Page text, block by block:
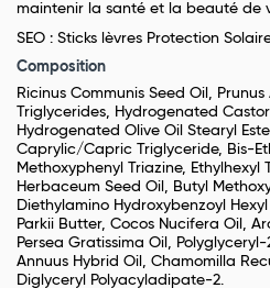
maintenir la santé et la beauté de
SEO : Sticks lèvres Protection
Composition
Ricinus Communis Seed Oil,
Triglycerides, Hydrogenated Castor
Hydrogenated Olive Oil Stearyl
Caprylic/Capric Triglyceride, Bis-
Methoxyphenyl Triazine, Ethylhexyl
Herbaceum Seed Oil, Butyl
Diethylamino Hydroxybenzoyl
Parkii Butter, Cocos Nucifera Oil,
Persea Gratissima Oil,
Annuus Hybrid Oil, Chamomilla
Diglyceryl Polyacyladipate-2.